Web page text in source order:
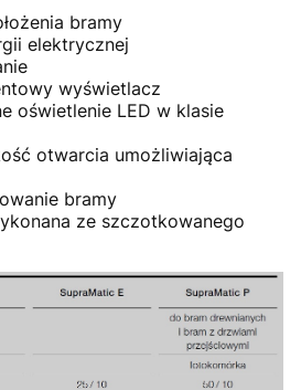
bramy
elektrycznej
wyświetlacz
oświetlenie LED w klasie
otwarcia umożliwiająca
bramy
ze szczotkowanego